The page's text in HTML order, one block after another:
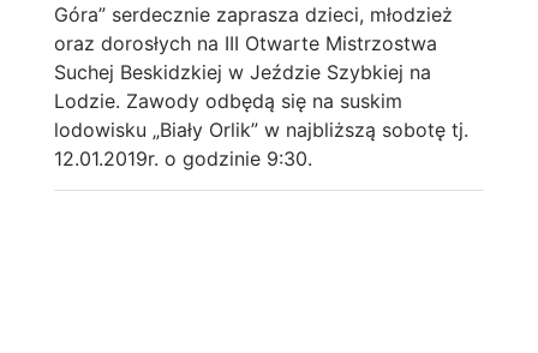
Góra” serdecznie zaprasza dzieci, młodzież
oraz dorosłych na III Otwarte Mistrzostwa
Suchej Beskidzkiej w Jeździe Szybkiej na
Lodzie. Zawody odbędą się na suskim
lodowisku „Biały Orlik” w najbliższą sobotę tj.
12.01.2019r. o godzinie 9:30.